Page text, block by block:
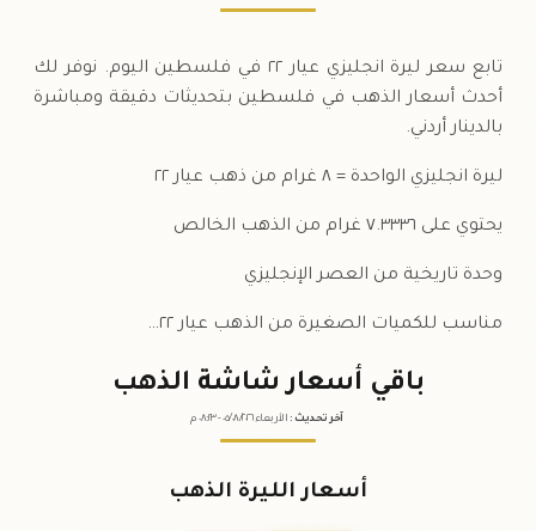
تابع سعر ليرة انجليزي عيار ٢٢ في فلسطين اليوم. نوفر لك
أحدث أسعار الذهب في فلسطين بتحديثات دقيقة ومباشرة
بالدينار أردني.
ليرة انجليزي الواحدة = ٨ غرام من ذهب عيار ٢٢
يحتوي على ٧.٣٣٣٦ غرام من الذهب الخالص
وحدة تاريخية من العصر الإنجليزي
مناسب للكميات الصغيرة من الذهب عيار ٢٢…
باقي أسعار شاشة الذهب
آخر تحديث : الأربعاء ٠٥ /٠٨/٢٠٢٦ - ٠٨:٢٣م
أسعار الليرة الذهب